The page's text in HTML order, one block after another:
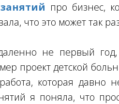
про бизнес,
что это может так
не первый год,
проект детской
которая давно
я поняла, что